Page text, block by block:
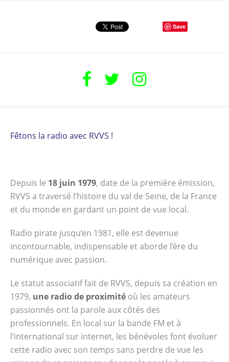
Save
Fêtons la radio avec RVVS !
Depuis le 18 juin 1979, date de la première émission,
RVVS a traversé l’histoire du val de Seine, de la France
et du monde en gardant un point de vue local.
Radio pirate jusqu’en 1981, elle est devenue
incontournable, indispensable et aborde l’ère du
numérique avec passion.
Le statut associatif fait de RVVS, depuis sa création en
1979, une radio de proximité où les amateurs
passionnés ont la parole aux côtés des
professionnels. En local sur la bande FM et à
l’international sur internet, les bénévoles font évoluer
cette radio avec son temps sans perdre de vue les